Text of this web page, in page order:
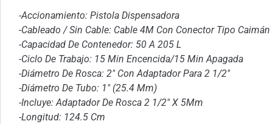
-Accionamiento: Pistola Dispensadora
-Cableado / Sin Cable: Cable 4M Con Conector Tipo Caimán
-Capacidad De Contenedor: 50 A 205 L
-Ciclo De Trabajo: 15 Min Encencida/15 Min Apagada
-Diámetro De Rosca: 2″ Con Adaptador Para 2 1/2″
-Diámetro De Tubo: 1″ (25.4 Mm)
-Incluye: Adaptador De Rosca 2 1/2″ X 5Mm
-Longitud: 124.5 Cm